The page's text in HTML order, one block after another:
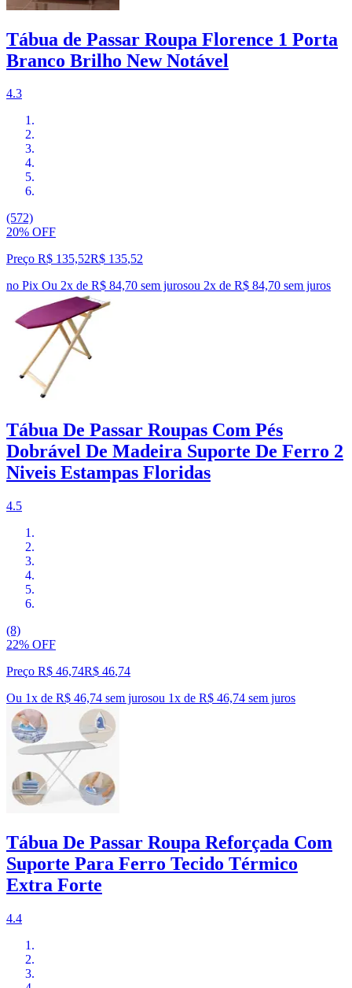
Tábua de Passar Roupa Florence 1 Porta
Branco Brilho New Notável
4.3
(572)
20% OFF
Preço R$ 135,52R$ 135,52
no Pix Ou 2x de R$ 84,70 sem jurosou 2x de R$ 84,70 sem juros
Tábua De Passar Roupas Com Pés
Dobrável De Madeira Suporte De Ferro 2
Niveis Estampas Floridas
4.5
(8)
22% OFF
Preço R$ 46,74R$ 46,74
Ou 1x de R$ 46,74 sem jurosou 1x de R$ 46,74 sem juros
Tábua De Passar Roupa Reforçada Com
Suporte Para Ferro Tecido Térmico
Extra Forte
4.4